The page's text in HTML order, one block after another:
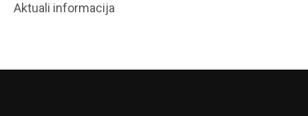
Aktuali informacija